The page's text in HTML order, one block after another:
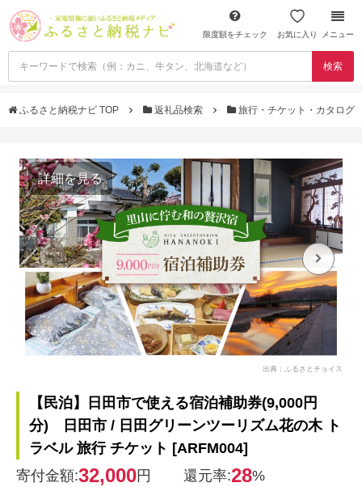
限度額をチェック お気に入り メニュー
検索
ふるさと納税ナビ TOP 返礼品検索 旅行・チケット・カタログ
詳細を見る
出典：ふるさとチョイス
【民泊】日田市で使える宿泊補助券(9,000円
分) 日田市 / 日田グリーンツーリズム花の木 ト
ラベル 旅行 チケット [ARFM004]
寄付金額:32,000円 還元率:28%